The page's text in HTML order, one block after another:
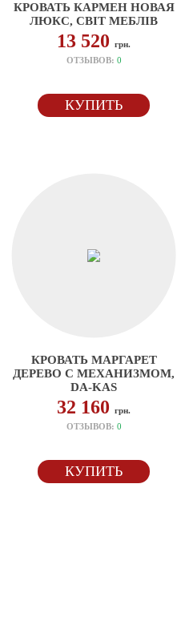
КРОВАТЬ КАРМЕН НОВАЯ
ЛЮКС, СВІТ МЕБЛІВ
13 520грн.
ОТЗЫВОВ: 0
КУПИТЬ
КРОВАТЬ МАРГАРЕТ
ДЕРЕВО С МЕХАНИЗМОМ,
DA-KAS
32 160грн.
ОТЗЫВОВ: 0
КУПИТЬ